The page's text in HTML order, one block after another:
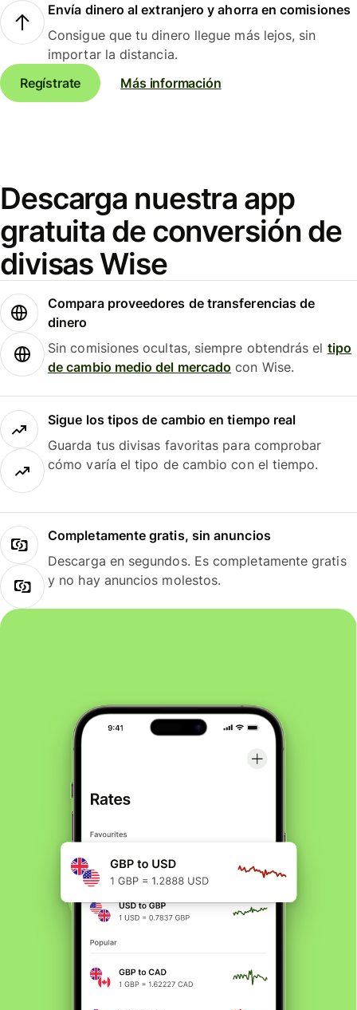
Envía dinero al extranjero y ahorra en comisiones
Consigue que tu dinero llegue más lejos, sin
importar la distancia.
Regístrate
Más información
Descarga nuestra app
gratuita de conversión de
divisas Wise
Compara proveedores de transferencias de
dinero
Sin comisiones ocultas, siempre obtendrás el tipo
de cambio medio del mercado con Wise.
Sigue los tipos de cambio en tiempo real
Guarda tus divisas favoritas para comprobar
cómo varía el tipo de cambio con el tiempo.
Completamente gratis, sin anuncios
Descarga en segundos. Es completamente gratis
y no hay anuncios molestos.